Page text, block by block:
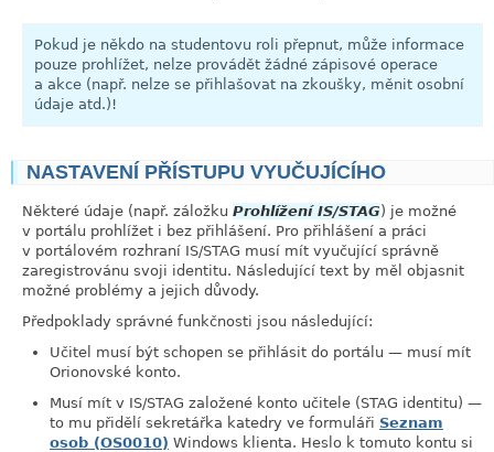
Pokud je někdo na studentovu roli přepnut, může informace
pouze prohlížet, nelze provádět žádné zápisové operace
a akce (např. nelze se přihlašovat na zkoušky, měnit osobní
údaje atd.)!
NASTAVENÍ PŘÍSTUPU VYUČUJÍCÍHO
Některé údaje (např. záložku Prohlížení IS/STAG) je možné
v portálu prohlížet i bez přihlášení. Pro přihlášení a práci
v portálovém rozhraní IS/STAG musí mít vyučující správně
zaregistrovánu svoji identitu. Následující text by měl objasnit
možné problémy a jejich důvody.
Předpoklady správné funkčnosti jsou následující:
Učitel musí být schopen se přihlásit do portálu — musí mít
Orionovské konto.
Musí mít v IS/STAG založené konto učitele (STAG identitu) —
to mu přidělí sekretářka katedry ve formuláři Seznam
osob (OS0010) Windows klienta. Heslo k tomuto kontu si